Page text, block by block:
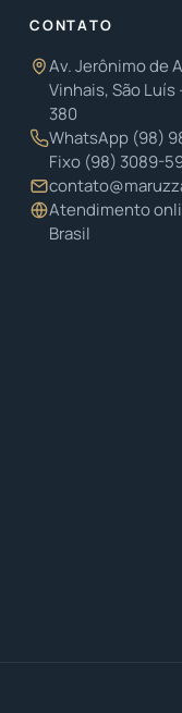
CONTATO
Av. Jerônimo de
Vinhais, São Luís
380
WhatsApp (98)
Fixo (98) 3089-
Atendimento
Brasil